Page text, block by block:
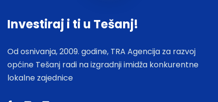
Investiraj i ti u Tešanj!
Od osnivanja, 2009. godine, TRA Agencija za razvoj
općine Tešanj radi na izgradnji imidža konkurentne
lokalne zajednice